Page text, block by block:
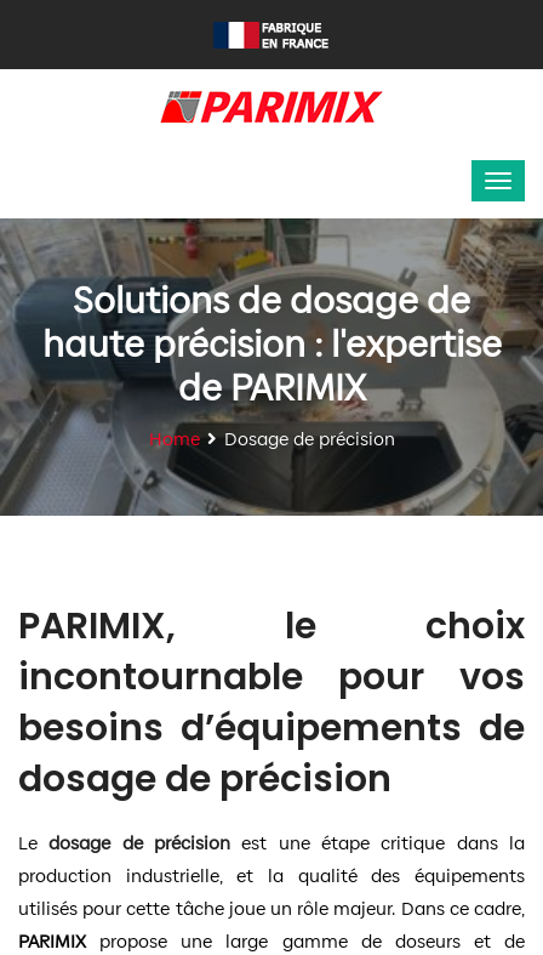
Solutions de dosage de
haute précision : l'expertise
de PARIMIX
Home Dosage de précision
PARIMIX, le choix
incontournable pour vos
besoins d’équipements de
dosage de précision
Ledosage de précision est une étape critique dans la
production industrielle, et la qualité des équipements
utilisés pour cette tâche joue un rôle majeur. Dans ce cadre,
PARIMIXpropose une large gamme de doseurs et de